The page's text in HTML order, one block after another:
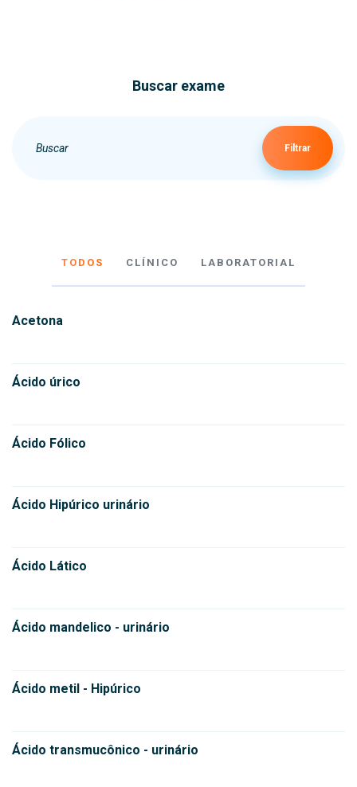
Buscar exame
Filtrar
TODOS CLÍNICO LABORATORIAL
Acetona
Ácido úrico
Ácido Fólico
Ácido Hipúrico urinário
Ácido Lático
Ácido mandelico - urinário
Ácido metil - Hipúrico
Ácido transmucônico - urinário